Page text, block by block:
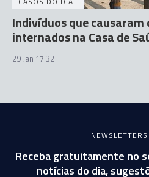
Indivíduos que
internados na Casa de
29 Jan 17:32
Receba gratuitamente no
notícias do dia,